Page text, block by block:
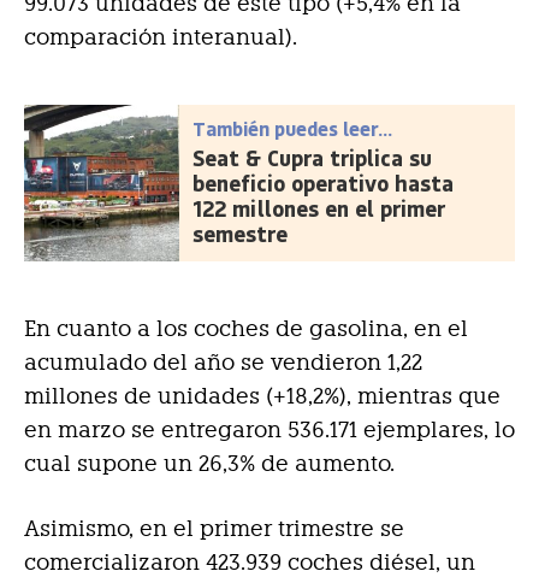
comparación interanual).
También puedes leer...
Seat & Cupra triplica su
beneficio operativo hasta
122 millones en el primer
semestre
En cuanto a los coches de gasolina, en el
acumulado del año se vendieron 1,22
millones de unidades (+18,2%), mientras que
en marzo se entregaron 536.171 ejemplares, lo
cual supone un 26,3% de aumento.
Asimismo, en el primer trimestre se
comercializaron 423.939 coches diésel, un